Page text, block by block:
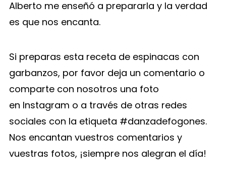
Alberto me enseñó a prepararla y la verdad
es que nos encanta.
Si preparas esta receta de espinacas con
garbanzos, por favor deja un comentario o
comparte con nosotros una foto
en Instagram o a través de otras redes
sociales con la etiqueta #danzadefogones.
Nos encantan vuestros comentarios y
vuestras fotos, ¡siempre nos alegran el día!